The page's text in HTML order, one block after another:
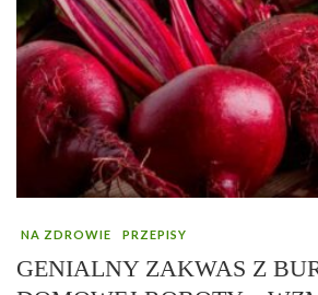
NA ZDROWIE PRZEPISY
GENIALNY ZAKWAS Z